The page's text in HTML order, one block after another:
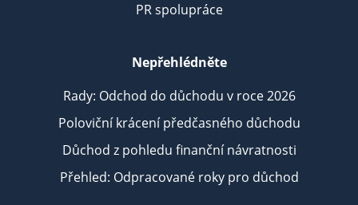
PR spolupráce
Nepřehlédněte
Rady: Odchod do důchodu v roce 2026
Poloviční krácení předčasného důchodu
Důchod z pohledu finanční návratnosti
Přehled: Odpracované roky pro důchod